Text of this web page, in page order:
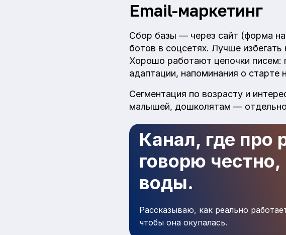
Email-маркетинг
Сбор базы — через сайт (форма
ботов в соцсетях. Лучше
Хорошо работают цепочки писем:
адаптации, напоминания о старте
Сегментация по возрасту и
малышей, дошколятам —
Канал, где про
говорю честно,
воды.
Рассказываю, как реально
чтобы она окупалась.